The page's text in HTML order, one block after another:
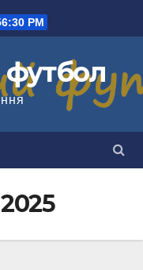
PM
футбол